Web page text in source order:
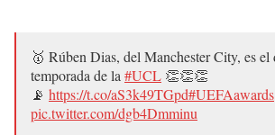
🥇 Rúben Dias, del Manchester City, es el
temporada de la #UCL 👏👏👏
📡 https://t.co/aS3k49TGpd#UEFAawards
pic.twitter.com/dgb4Dmminu